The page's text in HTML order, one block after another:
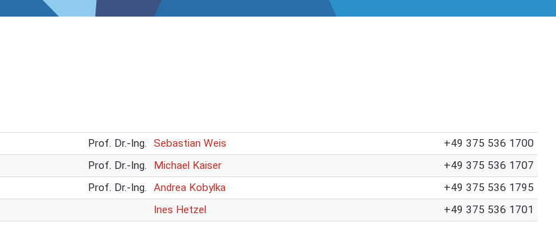
Prof. Dr.-Ing. Sebastian Weis
+49 375 536 1700
Prof. Dr.-Ing. Michael Kaiser
+49 375 536 1707
Prof. Dr.-Ing. Andrea Kobylka
+49 375 536 1795
Ines Hetzel +49 375 536 1701